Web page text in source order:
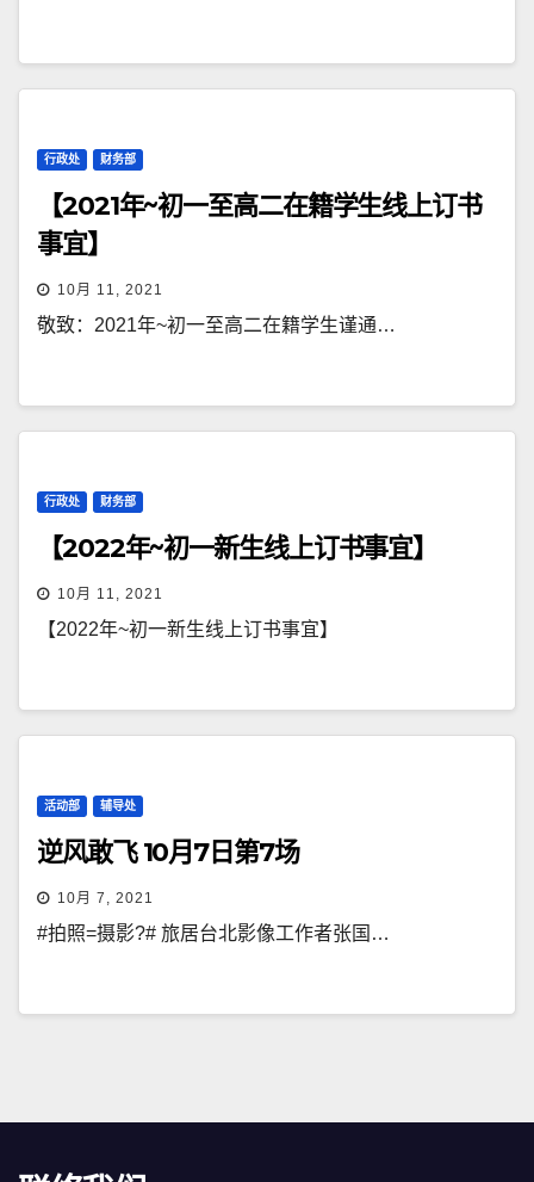
行政处 财务部
【2021年~初一至高二在籍学生线上订书
事宜】
10月 11, 2021
敬致：2021年~初一至高二在籍学生谨通…
行政处 财务部
【2022年~初一新生线上订书事宜】
10月 11, 2021
【2022年~初一新生线上订书事宜】
活动部 辅导处
逆风敢飞 10月7日第7场
10月 7, 2021
#拍照=摄影?# 旅居台北影像工作者张国…